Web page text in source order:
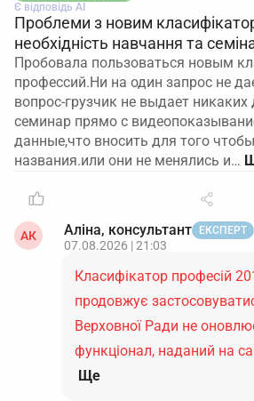
Є відповідь АІ
Проблеми з новим
необхідність навчання та
Пробовала пользоваться новым
профессий.Ни на один запрос не
вопрос-грузчик не выдает
семинар прямо с
данные,что вносить для того
названия.или они не менялись и…
АК Аліна, консультант ЕКСПЕРТ
07.08.2026 | 21:03
Класифікатор професій
продовжує
Верховної Ради не
функціонал, наданий на
Ще